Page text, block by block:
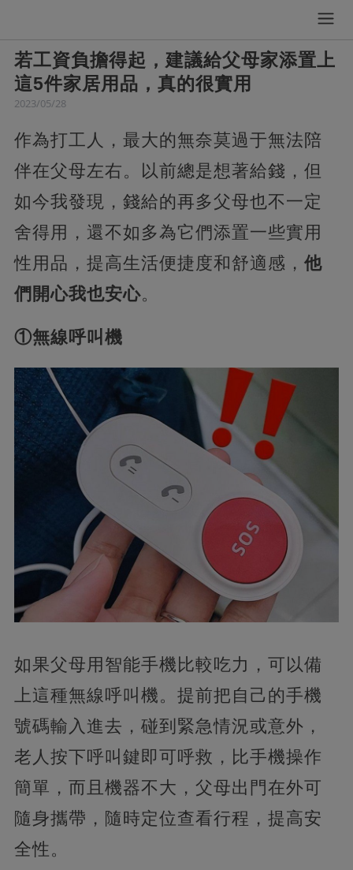
若工資負擔得起，建議給父母家添置上
這5件家居用品，真的很實用
2023/05/28
作為打工人，最大的無奈莫過于無法陪
伴在父母左右。以前總是想著給錢，但
如今我發現，錢給的再多父母也不一定
舍得用，還不如多為它們添置一些實用
性用品，提高生活便捷度和舒適感， 他
們開心我也安心。
①無線呼叫機
如果父母用智能手機比較吃力，可以備
上這種無線呼叫機。提前把自己的手機
號碼輸入進去，碰到緊急情況或意外，
老人按下呼叫鍵即可呼救，比手機操作
簡單，而且機器不大，父母出門在外可
隨身攜帶，隨時定位查看行程，提高安
全性。